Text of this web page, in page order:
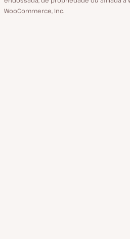
WooCommerce, Inc.